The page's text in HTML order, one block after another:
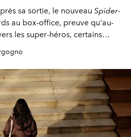
sa sortie, le nouveau Spider-
au box-office, preuve qu'au-
les super-héros, certains
de susciter une ferveur intacte.